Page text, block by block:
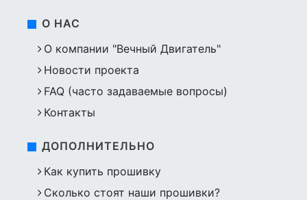
О НАС
О компании "Вечный Двигатель"
Новости проекта
FAQ (часто задаваемые вопросы)
Контакты
ДОПОЛНИТЕЛЬНО
Как купить прошивку
Сколько стоят наши прошивки?